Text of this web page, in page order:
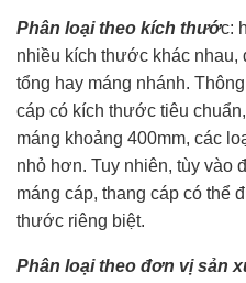
Phân loại theo kích thước:
nhiều kích thước khác
tổng hay máng nhánh.
cáp có kích thước tiêu
máng khoảng 400mm, các
nhỏ hơn. Tuy nhiên, tùy vào
máng cáp, thang cáp có thể
thước riêng biệt.
Phân loại theo đơn vị sản